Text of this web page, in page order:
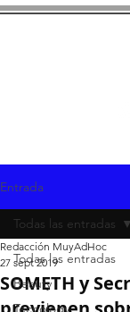
Entrada
Todas las entradas
Beauty
Tecnology
Todas las entradas
SOMETH y
Redacción MuyAdHoc
27 sept 2019